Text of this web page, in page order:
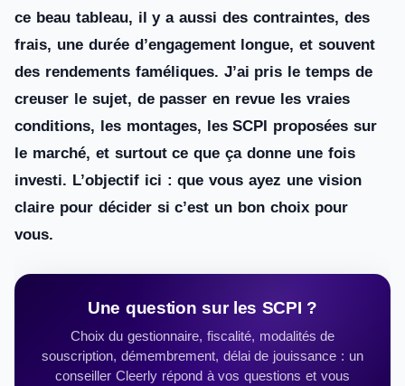
ce beau tableau, il y a aussi des contraintes, des
frais, une durée d’engagement longue, et souvent
des rendements faméliques. J’ai pris le temps de
creuser le sujet, de passer en revue les vraies
conditions, les montages, les SCPI proposées sur
le marché, et surtout ce que ça donne une fois
investi. L’objectif ici : que vous ayez une vision
claire pour décider si c’est un bon choix pour
vous.
Une question sur les SCPI ?
Choix du gestionnaire, fiscalité, modalités de
souscription, démembrement, délai de jouissance : un
conseiller Cleerly répond à vos questions et vous